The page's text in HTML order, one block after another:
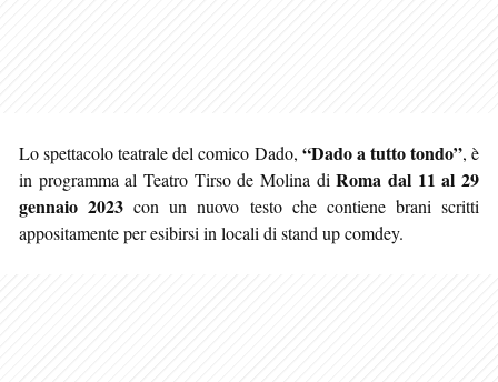
Lo spettacolo teatrale del comico Dado, “Dado a tutto tondo”, è
in programma al Teatro Tirso de Molina diRoma dal 11 al 29
gennaio 2023 con un nuovo testo che contiene brani scritti
appositamente per esibirsi in locali di stand up comdey.